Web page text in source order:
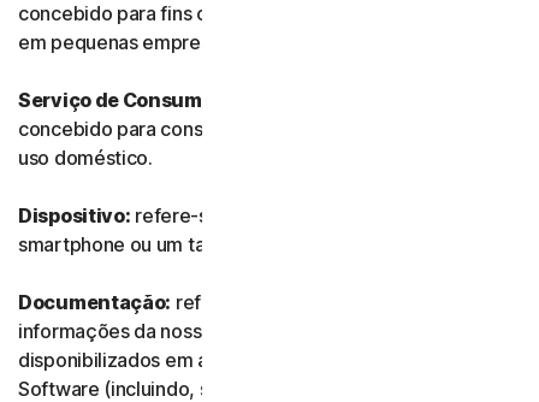
concebido para fins comerciais e destinado a uso interno
em pequenas empresas.
Serviço de Consumidor:
concebido para consumidores individuais e destinado a
uso doméstico.
Dispositivo: refere-se a um computador, um portátil, um
smartphone ou um tablet.
Documentação: refere-se a quaisquer documentos e
informações da nossa parte que acompanhem ou sejam
disponibilizados em associação ao Serviço e/ou ao
Software (incluindo, sem limitação, quaisquer